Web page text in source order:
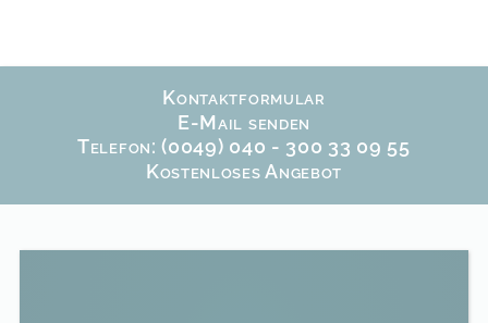
Trinkflaschen
Service
Kontakt
CO
Kontaktformular
E-Mail senden
Telefon: (0049) 040 - 300 33 09 55
Kostenloses Angebot